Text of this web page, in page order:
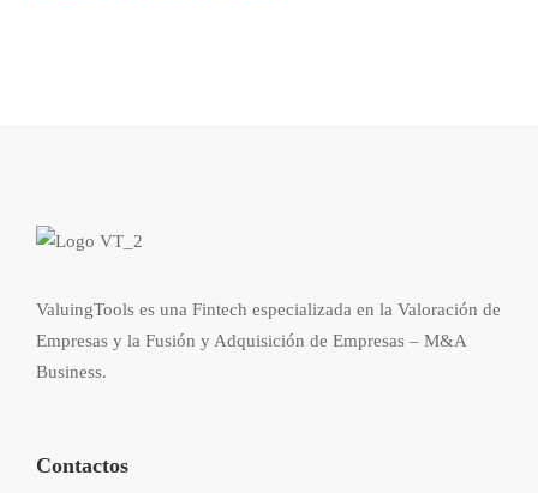
ValuingTools es una Fintech especializada en la Valoración de
Empresas y la Fusión y Adquisición de Empresas – M&A
Business.
Contactos